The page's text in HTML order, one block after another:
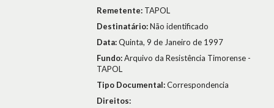
Remetente: TAPOL
Destinatário:Não identificado
Data:Quinta, 9 de Janeiro de 1997
Fundo:Arquivo da Resistência Timorense -
TAPOL
Tipo Documental:Correspondencia
Direitos: